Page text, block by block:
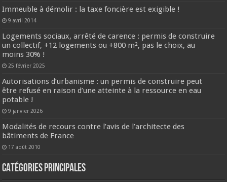
Immeuble à démolir : la taxe foncière est exigible !
9 avril 2014
Logements sociaux, arrêté de carence : permis de construire
un collectif, +12 logements ou +800 m², pas le choix, au
moins 30% !
25 février 2025
Autorisations d’urbanisme : un permis de construire peut
être refusé en raison d’une atteinte à la ressource en eau
potable !
9 janvier 2026
Modalités de recours contre l’avis de l’architecte des
bâtiments de France
17 août 2010
CATÉGORIES PRINCIPALES